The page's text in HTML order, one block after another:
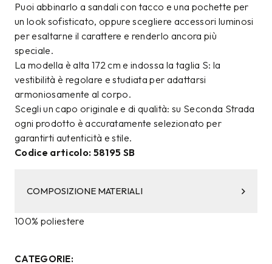
Puoi abbinarlo a sandali con tacco e una pochette per
un look sofisticato, oppure scegliere accessori luminosi
per esaltarne il carattere e renderlo ancora più
speciale.
La modella è alta 172 cm e indossa la taglia S: la
vestibilità è regolare e studiata per adattarsi
armoniosamente al corpo.
Scegli un capo originale e di qualità: su Seconda Strada
ogni prodotto è accuratamente selezionato per
garantirti autenticità e stile.
Codice articolo: 58195 SB
COMPOSIZIONE MATERIALI
100% poliestere
CATEGORIE: